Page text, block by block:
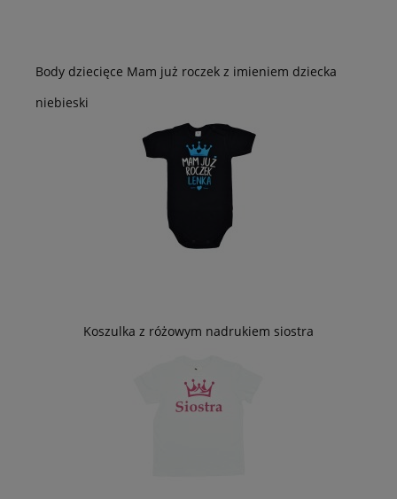
Body dziecięce Mam już roczek z imieniem dziecka
niebieski
Koszulka z różowym nadrukiem siostra